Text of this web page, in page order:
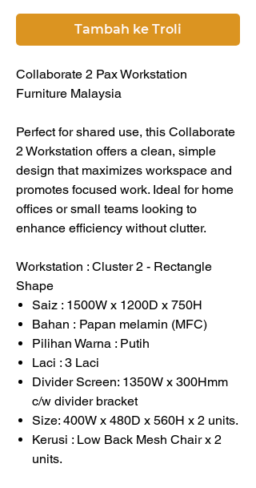
Tambah ke Troli
Collaborate 2 Pax Workstation
Furniture Malaysia
Perfect for shared use, this Collaborate
2 Workstation offers a clean, simple
design that maximizes workspace and
promotes focused work. Ideal for home
offices or small teams looking to
enhance efficiency without clutter.
Workstation : Cluster 2 - Rectangle
Shape
Saiz : 1500W x 1200D x 750H
Bahan : Papan melamin (MFC)
Pilihan Warna : Putih
Laci : 3 Laci
Divider Screen: 1350W x 300Hmm
c/w divider bracket
Size: 400W x 480D x 560H x 2 units.
Kerusi : Low Back Mesh Chair x 2
units.